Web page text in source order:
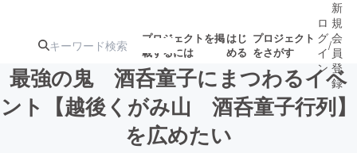
プロジェクトを掲
載するには
はじ
める
プロジェクト
をさがす
注目の新着プロ募集終了が近いプ
ロ
グ
イ
ン
/
新
規
会
員
登
録
最強の鬼 酒呑童子にまつわるイベ
ント【越後くがみ山 酒呑童子行列】
を広めたい